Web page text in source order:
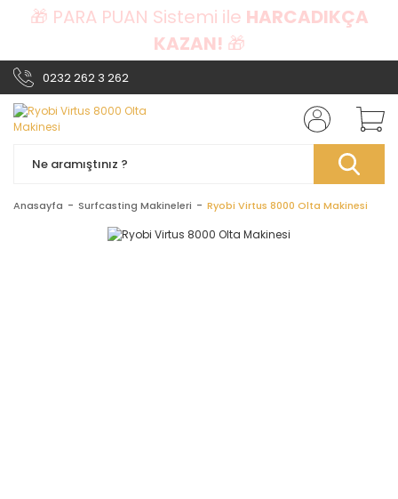
🎁 PARA PUAN Sistemi ile HARCADIKÇA
KAZAN! 🎁
0232 262 3 262
Anasayfa Surfcasting Makineleri Ryobi Virtus 8000 Olta Makinesi